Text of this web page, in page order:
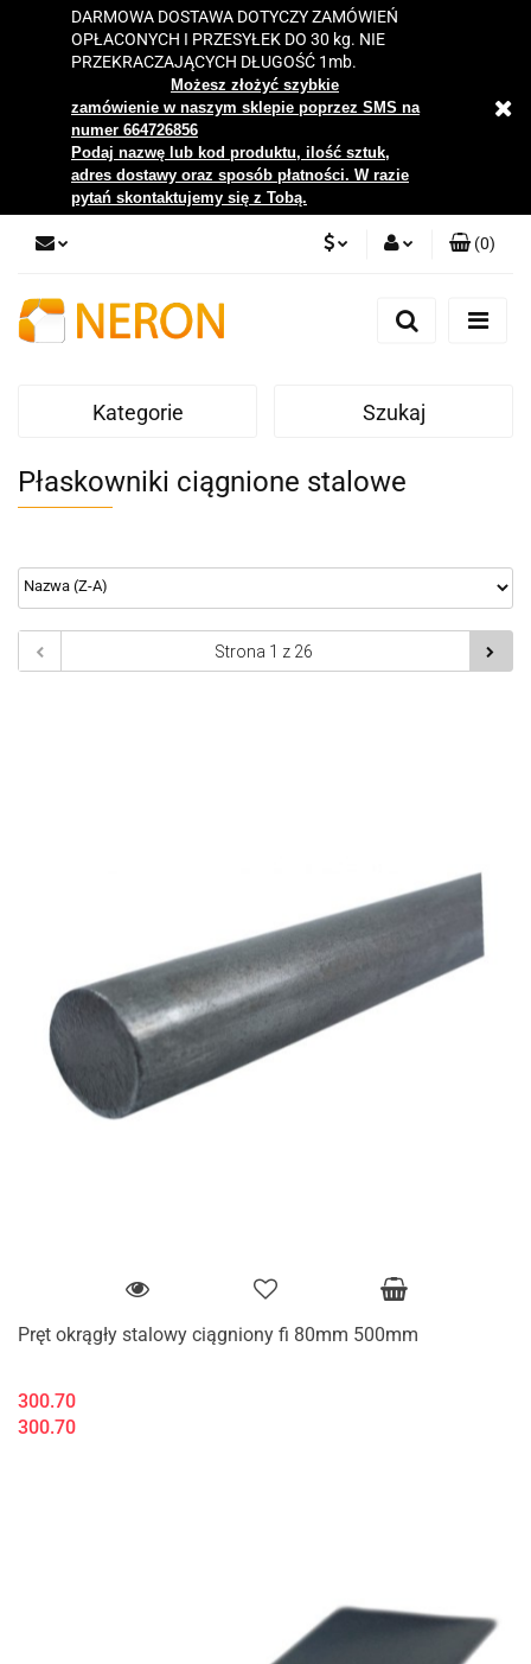
DARMOWA DOSTAWA DOTYCZY ZAMÓWIEŃ
OPŁACONYCH I PRZESYŁEK DO 30 kg. NIE
PRZEKRACZAJĄCYCH DŁUGOŚĆ 1mb.
Możesz złożyć szybkie
zamówienie w naszym sklepie poprzez SMS na
numer 664726856
Podaj nazwę lub kod produktu, ilość sztuk,
adres dostawy oraz sposób płatności. W razie
pytań skontaktujemy się z Tobą.
Zaloguj się
Zgody cookies
(0)
Kategorie Szukaj
Płaskowniki ciągnione stalowe
Pręt okrągły stalowy ciągniony fi 80mm 500mm
300.70
300.70